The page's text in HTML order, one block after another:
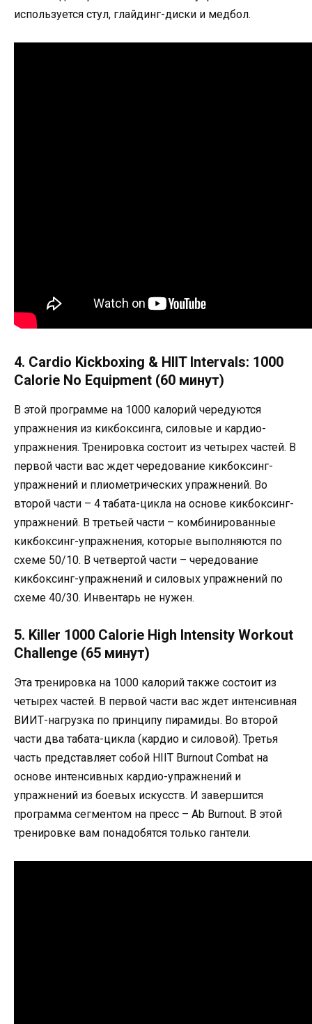
используется стул, глайдинг-диски и медбол.
4. Cardio Kickboxing & HIIT Intervals: 1000
Calorie No Equipment (60 минут)
В этой программе на 1000 калорий чередуются
упражнения из кикбоксинга, силовые и кардио-
упражнения. Тренировка состоит из четырех частей. В
первой части вас ждет чередование кикбоксинг-
упражнений и плиометрических упражнений. Во
второй части – 4 табата-цикла на основе кикбоксинг-
упражнений. В третьей части – комбинированные
кикбоксинг-упражнения, которые выполняются по
схеме 50/10. В четвертой части – чередование
кикбоксинг-упражнений и силовых упражнений по
схеме 40/30. Инвентарь не нужен.
5. Killer 1000 Calorie High Intensity Workout
Challenge (65 минут)
Эта тренировка на 1000 калорий также состоит из
четырех частей. В первой части вас ждет интенсивная
ВИИТ-нагрузка по принципу пирамиды. Во второй
части два табата-цикла (кардио и силовой). Третья
часть представляет собой HIIT Burnout Combat на
основе интенсивных кардио-упражнений и
упражнений из боевых искусств. И завершится
программа сегментом на пресс – Ab Burnout. В этой
тренировке вам понадобятся только гантели.